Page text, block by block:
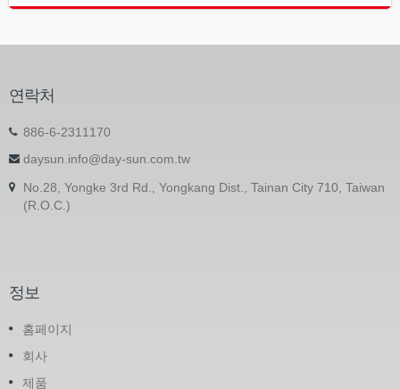
연락처
886-6-2311170
daysun.info@day-sun.com.tw
No.28, Yongke 3rd Rd., Yongkang Dist., Tainan City 710, Taiwan
(R.O.C.)
정보
홈페이지
회사
제품